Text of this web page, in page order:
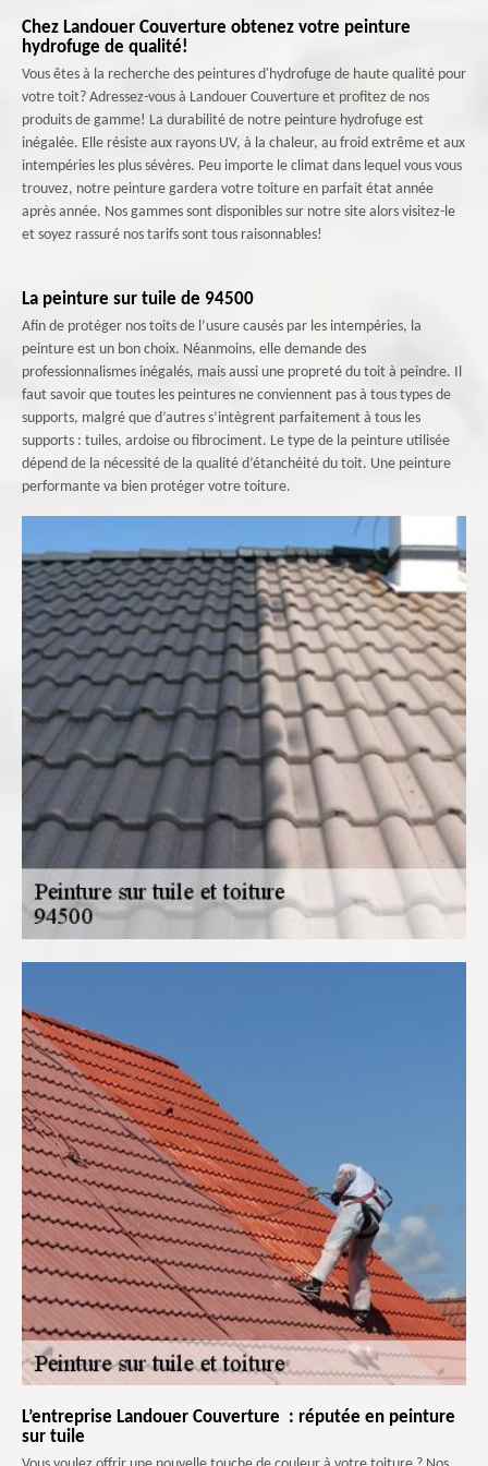
Chez Landouer Couverture obtenez votre peinture
hydrofuge de qualité!
Vous êtes à la recherche des peintures d'hydrofuge de haute qualité pour
votre toit? Adressez-vous à Landouer Couverture et profitez de nos
produits de gamme! La durabilité de notre peinture hydrofuge est
inégalée. Elle résiste aux rayons UV, à la chaleur, au froid extrême et aux
intempéries les plus sévères. Peu importe le climat dans lequel vous vous
trouvez, notre peinture gardera votre toiture en parfait état année
après année. Nos gammes sont disponibles sur notre site alors visitez-le
et soyez rassuré nos tarifs sont tous raisonnables!
La peinture sur tuile de 94500
Afin de protéger nos toits de l’usure causés par les intempéries, la
peinture est un bon choix. Néanmoins, elle demande des
professionnalismes inégalés, mais aussi une propreté du toit à peindre. Il
faut savoir que toutes les peintures ne conviennent pas à tous types de
supports, malgré que d’autres s’intègrent parfaitement à tous les
supports : tuiles, ardoise ou fibrociment. Le type de la peinture utilisée
dépend de la nécessité de la qualité d’étanchéité du toit. Une peinture
performante va bien protéger votre toiture.
L’entreprise Landouer Couverture : réputée en peinture
sur tuile